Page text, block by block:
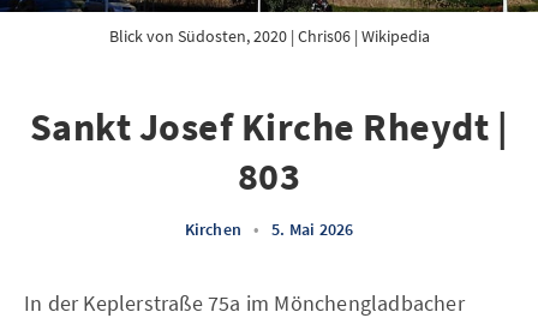
Blick von Südosten, 2020 | Chris06 | Wikipedia
Sankt Josef Kirche Rheydt |
803
Kirchen • 5. Mai 2026
In der Keplerstraße 75a im Mönchengladbacher